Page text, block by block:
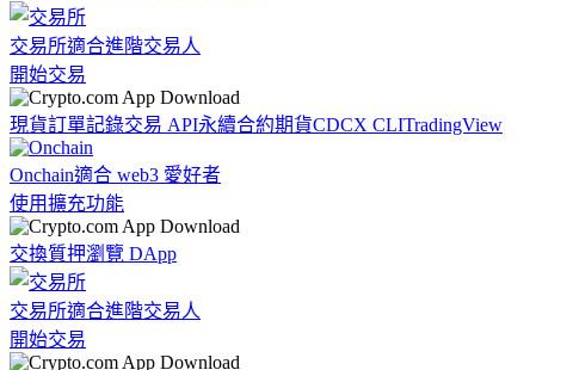
交易所適合進階交易人
開始交易
現貨訂單記錄交易 API永續合約期貨CDCX CLITradingView
Onchain適合 web3 愛好者
使用擴充功能
交換質押瀏覽 DApp
交易所適合進階交易人
開始交易